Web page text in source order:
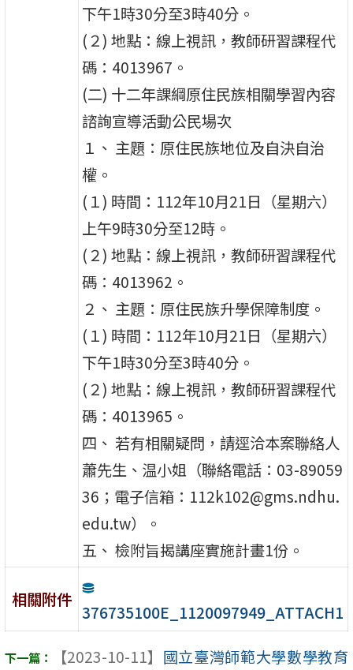
下午1時30分至3時40分。
(２) 地點：線上視訊，教師研習課程代
碼：4013967。
(二) 十二年課綱原住民族相關學習內容
諮詢宣導活動公民場次
１、 主題：原住民族地位及自決自治
權。
(１) 時間：112年10月21日（星期六）
上午9時30分至12時。
(２) 地點：線上視訊，教師研習課程代
碼：4013962。
２、 主題：原住民族升學保障制度。
(１) 時間：112年10月21日（星期六）
下午1時30分至3時40分。
(２) 地點：線上視訊，教師研習課程代
碼：4013965。
四、 若有相關疑問，請逕洽本案聯絡人
蕭先生、温小姐（聯絡電話：03-89059
36；電子信箱：112k102@gms.ndhu.
edu.tw）。
五、 檢附旨揭講座實施計畫1份。
相關附件
376735100E_1120097949_ATTACH1
【2023-10-11】 國立臺灣師範大學數學教育